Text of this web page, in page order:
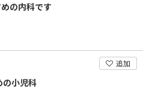
の内科です
追加
の小児科